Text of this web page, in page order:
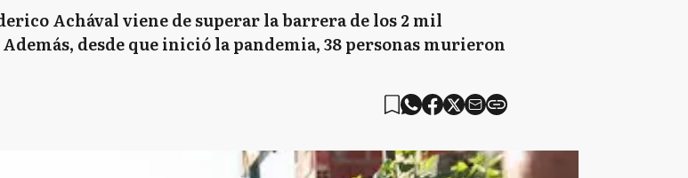
Achával viene de superar la barrera de los 2 mil
desde que inició la pandemia, 38 personas murieron